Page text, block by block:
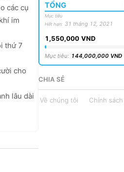
các cụ
im
thứ 7
cho
lâu dài
TỔNG
Mục tiêu
Hết hạn: 31 tháng 12, 2021
1,550,000 VND
Mục tiêu: 144,000,000 VND
CHIA SẺ
Về chúng tôi Chính sách